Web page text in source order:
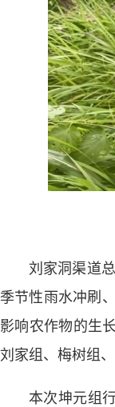
刘家洞渠道
季节性雨水冲刷
影响农作物的生
刘家组、梅树组
本次坤元组